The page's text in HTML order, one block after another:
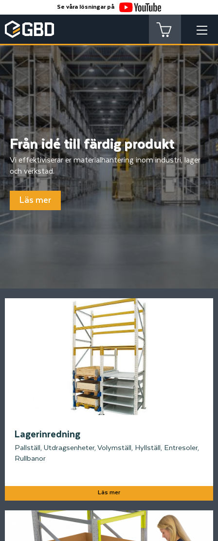
Se våra lösningar på
Från idé till färdig produkt
Vi effektiviserar er materialhantering inom industri, lager
och verkstad.
Läs mer
Lagerinredning
Pallställ, Utdragsenheter, Volymställ, Hyllställ, Entresoler,
Rullbanor
Läs mer